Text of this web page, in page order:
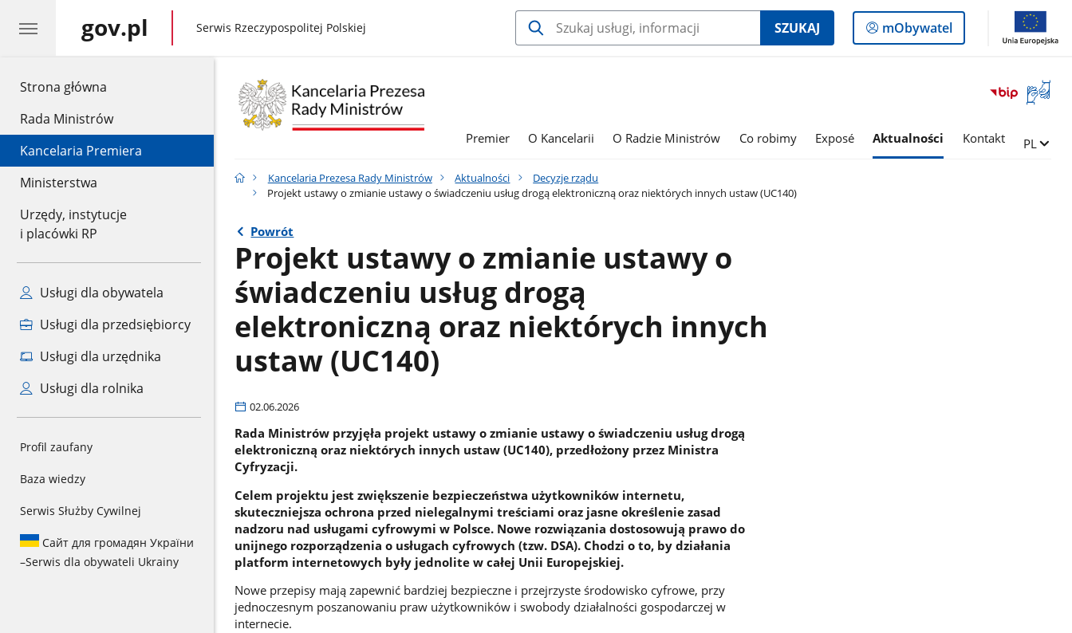
Strona główna
Rada Ministrów
Kancelaria Premiera
Ministerstwa
Urzędy, instytucje
i placówki RP
Usługi dla obywatela
Usługi dla przedsiębiorcy
Usługi dla urzędnika
Usługi dla rolnika
Profil zaufany
Baza wiedzy
Serwis Służby Cywilnej
Сайт для громадян України
–Serwis dla obywateli Ukrainy
gov.pl gov.pl
Serwis Rzeczypospolitej Polskiej SZUKAJ
Logowanie
do
mObywatel
Otwórz
okno
Premier O Kancelarii O Radzie Ministrów Co robimy Exposé Aktualności Kontakt Zmień
PL
Kancelaria Prezesa Rady Ministrów Aktualności
Decyzje rządu
Projekt ustawy o zmianie ustawy o świadczeniu usług drogą elektroniczną oraz niektórych innych ustaw (UC140)
Powrót
Projekt ustawy o zmianie ustawy o
świadczeniu usług drogą
elektroniczną oraz niektórych innych
ustaw (UC140)
02.06.2026
Rada Ministrów przyjęła projekt ustawy o zmianie ustawy o świadczeniu usług drogą
elektroniczną oraz niektórych innych ustaw (UC140), przedłożony przez Ministra
Cyfryzacji.
Celem projektu jest zwiększenie bezpieczeństwa użytkowników internetu,
skuteczniejsza ochrona przed nielegalnymi treściami oraz jasne określenie zasad
nadzoru nad usługami cyfrowymi w Polsce. Nowe rozwiązania dostosowują prawo do
unijnego rozporządzenia o usługach cyfrowych (tzw. DSA). Chodzi o to, by działania
platform internetowych były jednolite w całej Unii Europejskiej.
Nowe przepisy mają zapewnić bardziej bezpieczne i przejrzyste środowisko cyfrowe, przy
jednoczesnym poszanowaniu praw użytkowników i swobody działalności gospodarczej w
internecie.